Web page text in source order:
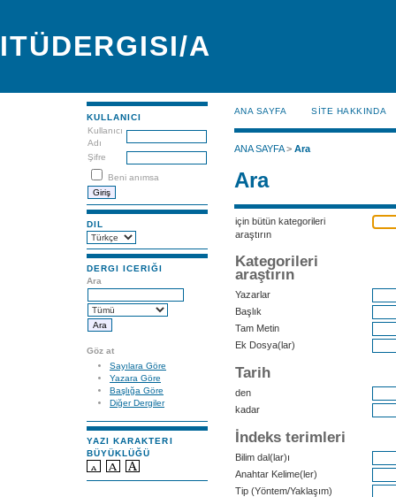
ITÜDERGISI/A
KULLANICI
Kullanıcı
Adı
Şifre
Beni anımsa
DIL
DERGI ICERIĞI
Ara
Göz at
Sayılara Göre
Yazara Göre
Başlığa Göre
Diğer Dergiler
YAZI KARAKTERI
BÜYÜKLÜĞÜ
ANA SAYFA SİTE HAKKINDA
ANA SAYFA> Ara
Ara
için bütün kategorileri
araştırın
Kategorileri
araştırın
Yazarlar
Başlık
Tam Metin
Ek Dosya(lar)
Tarih
den
kadar
İndeks terimleri
Bilim dal(lar)ı
Anahtar Kelime(ler)
Tip (Yöntem/Yaklaşım)